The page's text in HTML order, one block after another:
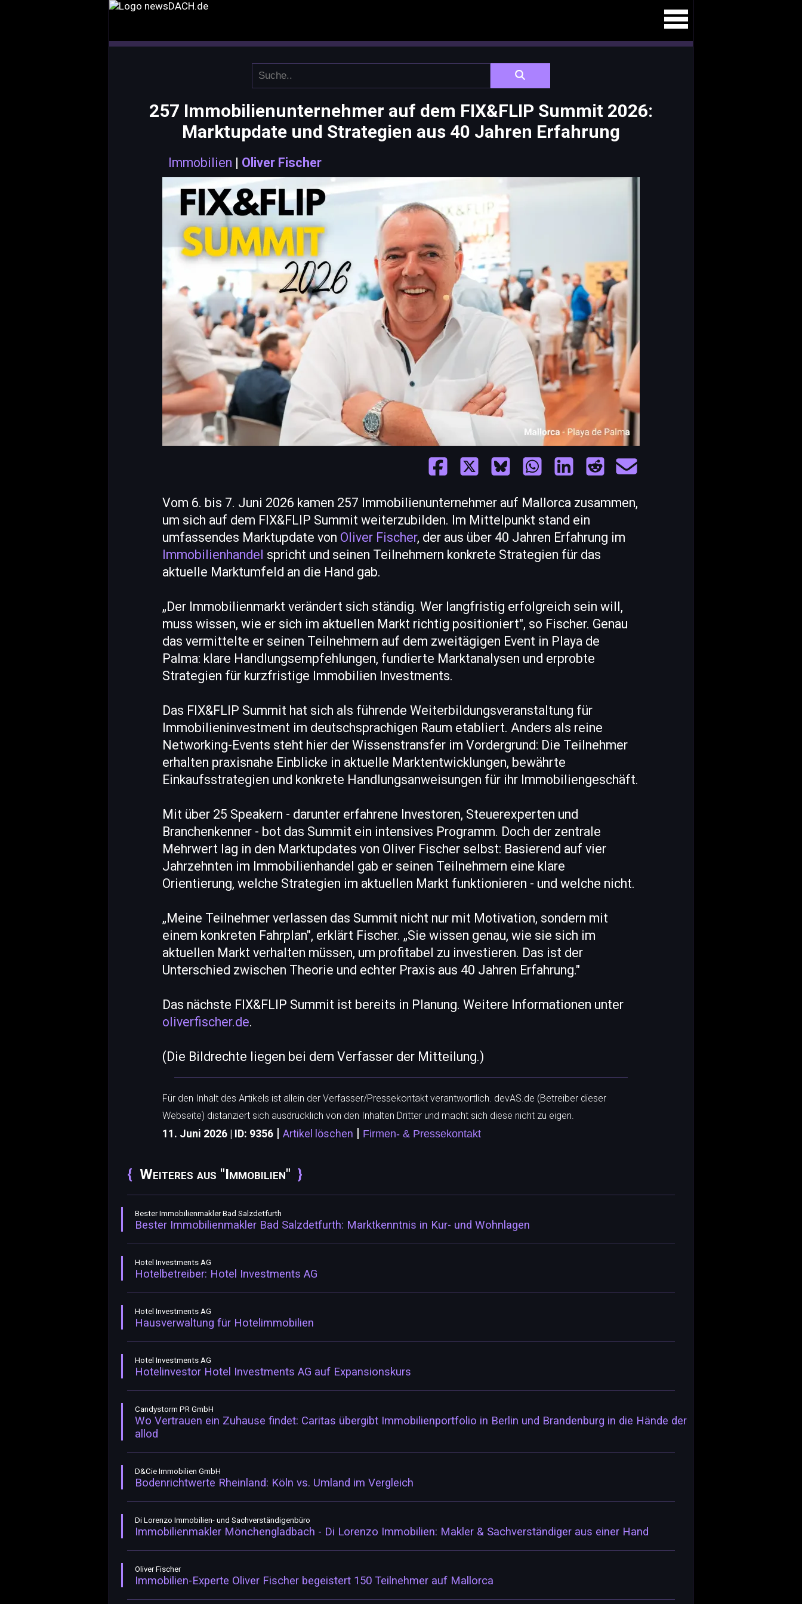
257 Immobilienunternehmer auf dem FIX&FLIP Summit 2026:
Marktupdate und Strategien aus 40 Jahren Erfahrung
Immobilien | Oliver Fischer
Vom 6. bis 7. Juni 2026 kamen 257 Immobilienunternehmer auf Mallorca zusammen,
um sich auf dem FIX&FLIP Summit weiterzubilden. Im Mittelpunkt stand ein
umfassendes Marktupdate von Oliver Fischer, der aus über 40 Jahren Erfahrung im
Immobilienhandel spricht und seinen Teilnehmern konkrete Strategien für das
aktuelle Marktumfeld an die Hand gab.
„Der Immobilienmarkt verändert sich ständig. Wer langfristig erfolgreich sein will,
muss wissen, wie er sich im aktuellen Markt richtig positioniert", so Fischer. Genau
das vermittelte er seinen Teilnehmern auf dem zweitägigen Event in Playa de
Palma: klare Handlungsempfehlungen, fundierte Marktanalysen und erprobte
Strategien für kurzfristige Immobilien Investments.
Das FIX&FLIP Summit hat sich als führende Weiterbildungsveranstaltung für
Immobilieninvestment im deutschsprachigen Raum etabliert. Anders als reine
Networking-Events steht hier der Wissenstransfer im Vordergrund: Die Teilnehmer
erhalten praxisnahe Einblicke in aktuelle Marktentwicklungen, bewährte
Einkaufsstrategien und konkrete Handlungsanweisungen für ihr Immobiliengeschäft.
Mit über 25 Speakern - darunter erfahrene Investoren, Steuerexperten und
Branchenkenner - bot das Summit ein intensives Programm. Doch der zentrale
Mehrwert lag in den Marktupdates von Oliver Fischer selbst: Basierend auf vier
Jahrzehnten im Immobilienhandel gab er seinen Teilnehmern eine klare
Orientierung, welche Strategien im aktuellen Markt funktionieren - und welche nicht.
„Meine Teilnehmer verlassen das Summit nicht nur mit Motivation, sondern mit
einem konkreten Fahrplan", erklärt Fischer. „Sie wissen genau, wie sie sich im
aktuellen Markt verhalten müssen, um profitabel zu investieren. Das ist der
Unterschied zwischen Theorie und echter Praxis aus 40 Jahren Erfahrung."
Das nächste FIX&FLIP Summit ist bereits in Planung. Weitere Informationen unter
oliverfischer.de.
(Die Bildrechte liegen bei dem Verfasser der Mitteilung.)
Für den Inhalt des Artikels ist allein der Verfasser/Pressekontakt verantwortlich. devAS.de (Betreiber dieser
Webseite) distanziert sich ausdrücklich von den Inhalten Dritter und macht sich diese nicht zu eigen.
11. Juni 2026 | ID: 9356 | Artikel löschen | Firmen- & Pressekontakt
Weiteres aus "Immobilien"
Bester Immobilienmakler Bad Salzdetfurth
Bester Immobilienmakler Bad Salzdetfurth: Marktkenntnis in Kur- und Wohnlagen
Hotel Investments AG
Hotelbetreiber: Hotel Investments AG
Hotel Investments AG
Hausverwaltung für Hotelimmobilien
Hotel Investments AG
Hotelinvestor Hotel Investments AG auf Expansionskurs
Candystorm PR GmbH
Wo Vertrauen ein Zuhause findet: Caritas übergibt Immobilienportfolio in Berlin und Brandenburg in die Hände der
allod
D&Cie Immobilien GmbH
Bodenrichtwerte Rheinland: Köln vs. Umland im Vergleich
Di Lorenzo Immobilien- und Sachverständigenbüro
Immobilienmakler Mönchengladbach - Di Lorenzo Immobilien: Makler & Sachverständiger aus einer Hand
Oliver Fischer
Immobilien-Experte Oliver Fischer begeistert 150 Teilnehmer auf Mallorca